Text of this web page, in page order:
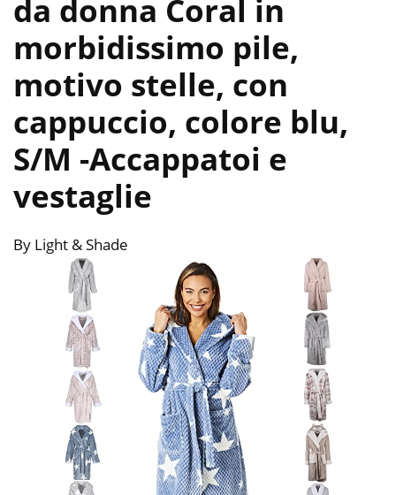
da donna Coral in
morbidissimo pile,
motivo stelle, con
cappuccio, colore blu,
S/M -Accappatoi e
vestaglie
By Light & Shade